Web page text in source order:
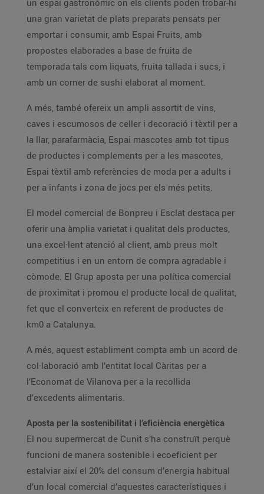
un espai gastronòmic on els clients poden trobar-hi
una gran varietat de plats preparats pensats per
emportar i consumir, amb Espai Fruits, amb
propostes elaborades a base de fruita de
temporada tals com liquats, fruita tallada i sucs, i
amb un corner de sushi elaborat al moment.
A més, també ofereix un ampli assortit de vins,
caves i escumosos de celler i decoració i tèxtil per a
la llar, parafarmàcia, Espai mascotes amb tot tipus
de productes i complements per a les mascotes,
Espai tèxtil amb referències de moda per a adults i
per a infants i zona de jocs per els més petits.
El model comercial de Bonpreu i Esclat destaca per
oferir una àmplia varietat i qualitat dels productes,
una excel·lent atenció al client, amb preus molt
competitius i en un entorn de compra agradable i
còmode. El Grup aposta per una política comercial
de proximitat i promou el producte local de qualitat,
fet que el converteix en referent de productes de
km0 a Catalunya.
A més, aquest establiment compta amb un acord de
col·laboració amb l’entitat local Càritas per a
l’Economat de Vilanova per a la recollida
d’excedents alimentaris.
Aposta per la sostenibilitat i l’eficiència energètica
El nou supermercat de Cunit s’ha construït perquè
funcioni de manera sostenible i ecoeficient per
estalviar així el 20% del consum d’energia habitual
d’un local comercial d’aquestes característiques i